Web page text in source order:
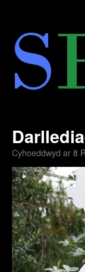
Neidio
i'r
Cyhoeddwyd ar8